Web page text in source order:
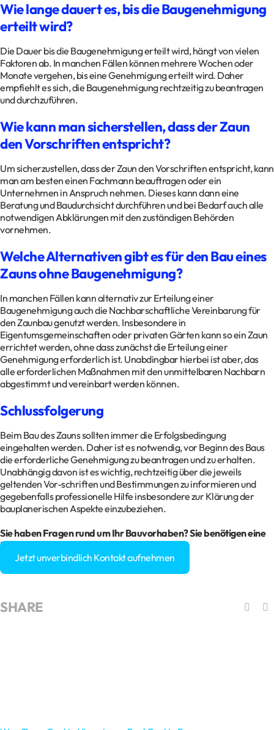
Wie lange dauert es, bis die Baugenehmigung
erteilt wird?
Die Dauer bis die Baugenehmigung erteilt wird, hängt von vielen
Faktoren ab. In manchen Fällen können mehrere Wochen oder
Monate vergehen, bis eine Genehmigung erteilt wird. Daher
empfiehlt es sich, die Baugenehmigung rechtzeitig zu beantragen
und durchzuführen.
Wie kann man sicherstellen, dass der Zaun
den Vorschriften entspricht?
Um sicherzustellen, dass der Zaun den Vorschriften entspricht, kann
man am besten einen Fachmann beauftragen oder ein
Unternehmen in Anspruch nehmen. Dieses kann dann eine
Beratung und Baudurchsicht durchführen und bei Bedarf auch alle
notwendigen Abklärungen mit den zuständigen Behörden
vornehmen.
Welche Alternativen gibt es für den Bau eines
Zauns ohne Baugenehmigung?
In manchen Fällen kann alternativ zur Erteilung einer
Baugenehmigung auch die Nachbarschaftliche Vereinbarung für
den Zaunbau genutzt werden. Insbesondere in
Eigentumsgemeinschaften oder privaten Gärten kann so ein Zaun
errichtet werden, ohne dass zunächst die Erteilung einer
Genehmigung erforderlich ist. Unabdingbar hierbei ist aber, das
alle erforderlichen Maßnahmen mit den unmittelbaren Nachbarn
abgestimmt und vereinbart werden können.
Schlussfolgerung
Beim Bau des Zauns sollten immer die Erfolgsbedingung
eingehalten werden. Daher ist es notwendig, vor Beginn des Baus
die erforderliche Genehmigung zu beantragen und zu erhalten.
Unabhängig davon ist es wichtig, rechtzeitig über die jeweils
geltenden Vor-schriften und Bestimmungen zu informieren und
gegebenfalls professionelle Hilfe insbesondere zur Klärung der
bauplanerischen Aspekte einzubeziehen.
Sie haben Fragen rund um Ihr Bauvorhaben? Sie benötigen eine
Baugenehmigung?
Jetzt unverbindlich Kontakt aufnehmen
SHARE